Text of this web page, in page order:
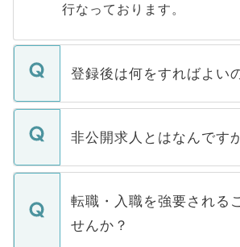
行なっております。
登録後は何をすればよい
ご登録いただきましたら、
登録内容を確認し、その後
ます。通常、5営業日以内に
いただきますので、しばら
非公開求人とはなんです
マイナビDOCTORで取り扱
うち約3割は、Webサイトか
けない「非公開求人」です
下記の理由によって、一般
転職・入職を強要される
せんか？